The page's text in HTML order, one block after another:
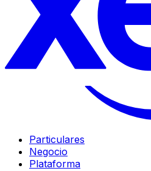
Particulares
Negocio
Plataforma